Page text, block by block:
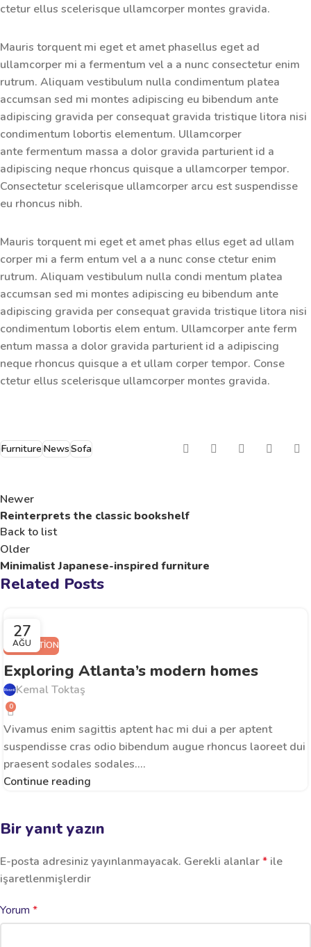
ctetur ellus scelerisque ullamcorper montes gravida.
Mauris torquent mi eget et amet phasellus eget ad
ullamcorper mi a fermentum vel a a nunc consectetur enim
rutrum. Aliquam vestibulum nulla condimentum platea
accumsan sed mi montes adipiscing eu bibendum ante
adipiscing gravida per consequat gravida tristique litora nisi
condimentum lobortis elementum. Ullamcorper
ante fermentum massa a dolor gravida parturient id a
adipiscing neque rhoncus quisque a ullamcorper tempor.
Consectetur scelerisque ullamcorper arcu est suspendisse
eu rhoncus nibh.
Mauris torquent mi eget et amet phas ellus eget ad ullam
corper mi a ferm entum vel a a nunc conse ctetur enim
rutrum. Aliquam vestibulum nulla condi mentum platea
accumsan sed mi montes adipiscing eu bibendum ante
adipiscing gravida per consequat gravida tristique litora nisi
condimentum lobortis elem entum. Ullamcorper ante ferm
entum massa a dolor gravida parturient id a adipiscing
neque rhoncus quisque a et ullam corper tempor. Conse
ctetur ellus scelerisque ullamcorper montes gravida.
FurnitureNewsSofa
Newer
Reinterprets the classic bookshelf
Back to list
Older
Minimalist Japanese-inspired furniture
Related Posts
27
AĞU
DECORATION
Exploring Atlanta’s modern homes
Kemal Toktaş
0
Vivamus enim sagittis aptent hac mi dui a per aptent
suspendisse cras odio bibendum augue rhoncus laoreet dui
praesent sodales sodales....
Continue reading
Bir yanıt yazın
E-posta adresiniz yayınlanmayacak. Gerekli alanlar* ile
işaretlenmişlerdir
Yorum *